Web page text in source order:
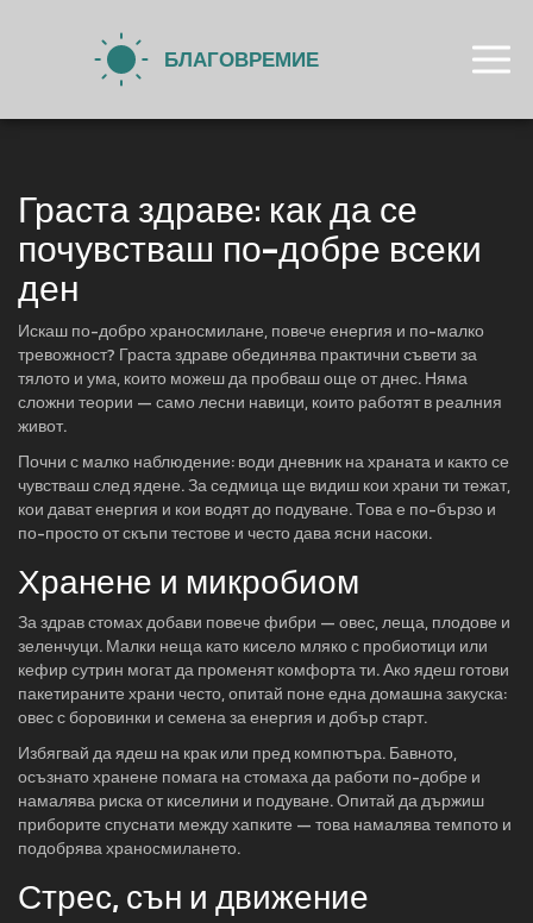
Граста здраве: как да се
почувстваш по-добре всеки
ден
Искаш по-добро храносмилане, повече енергия и по-малко
тревожност? Граста здраве обединява практични съвети за
тялото и ума, които можеш да пробваш още от днес. Няма
сложни теории — само лесни навици, които работят в реалния
живот.
Почни с малко наблюдение: води дневник на храната и както се
чувстваш след ядене. За седмица ще видиш кои храни ти тежат,
кои дават енергия и кои водят до подуване. Това е по-бързо и
по-просто от скъпи тестове и често дава ясни насоки.
Хранене и микробиом
За здрав стомах добави повече фибри — овес, леща, плодове и
зеленчуци. Малки неща като кисело мляко с пробиотици или
кефир сутрин могат да променят комфорта ти. Ако ядеш готови
пакетираните храни често, опитай поне една домашна закуска:
овес с боровинки и семена за енергия и добър старт.
Избягвай да ядеш на крак или пред компютъра. Бавното,
осъзнато хранене помага на стомаха да работи по-добре и
намалява риска от киселини и подуване. Опитай да държиш
приборите спуснати между хапките — това намалява темпото и
подобрява храносмилането.
Стрес, сън и движение